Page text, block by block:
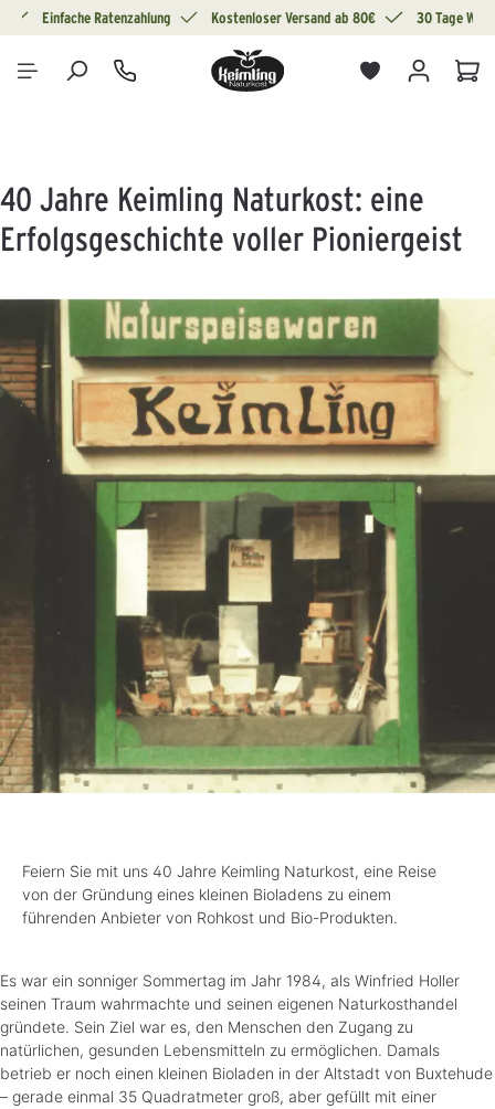
springen
Einfache Ratenzahlung Kostenloser Versand ab 80€ 30 Tage
40 Jahre Keimling Naturkost: eine
Erfolgsgeschichte voller Pioniergeist
Feiern Sie mit uns 40 Jahre Keimling Naturkost, eine Reise
von der Gründung eines kleinen Bioladens zu einem
führenden Anbieter von Rohkost und Bio-Produkten.
Es war ein sonniger Sommertag im Jahr 1984, als Winfried Holler
seinen Traum wahrmachte und seinen eigenen Naturkosthandel
gründete. Sein Ziel war es, den Menschen den Zugang zu
natürlichen, gesunden Lebensmitteln zu ermöglichen. Damals
betrieb er noch einen kleinen Bioladen in der Altstadt von Buxtehude
– gerade einmal 35 Quadratmeter groß, aber gefüllt mit einer